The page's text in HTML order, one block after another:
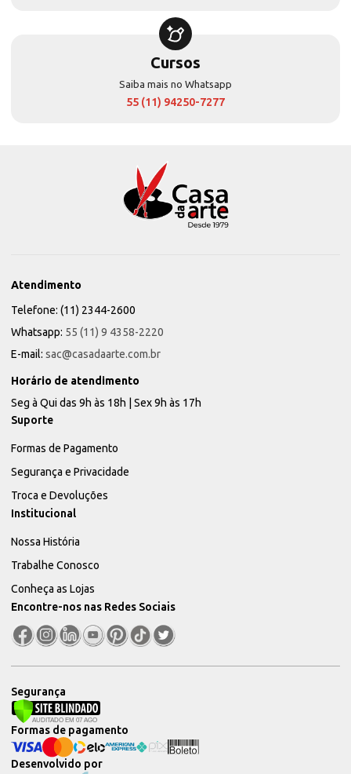
Cursos
Saiba mais no Whatsapp
55 (11) 94250-7277
Atendimento
Telefone: (11) 2344-2600
Whatsapp: 55 (11) 9 4358-2220
E-mail: sac@casadaarte.com.br
Horário de atendimento
Seg à Qui das 9h às 18h | Sex 9h às 17h
Suporte
Formas de Pagamento
Segurança e Privacidade
Troca e Devoluções
Institucional
Nossa História
Trabalhe Conosco
Conheça as Lojas
Encontre-nos nas Redes Sociais
Segurança
Desenvolvido por
Formas de pagamento